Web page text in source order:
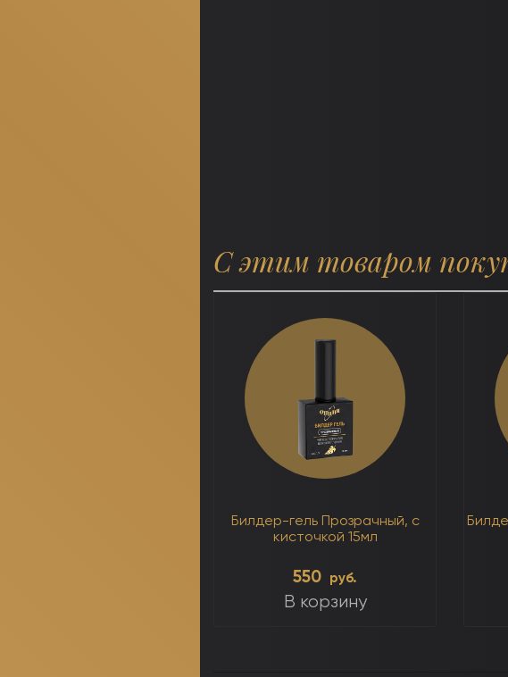
С этим товаром
Билдер-гель Прозрачный, с
кисточкой 15мл
550 руб.
В корзину